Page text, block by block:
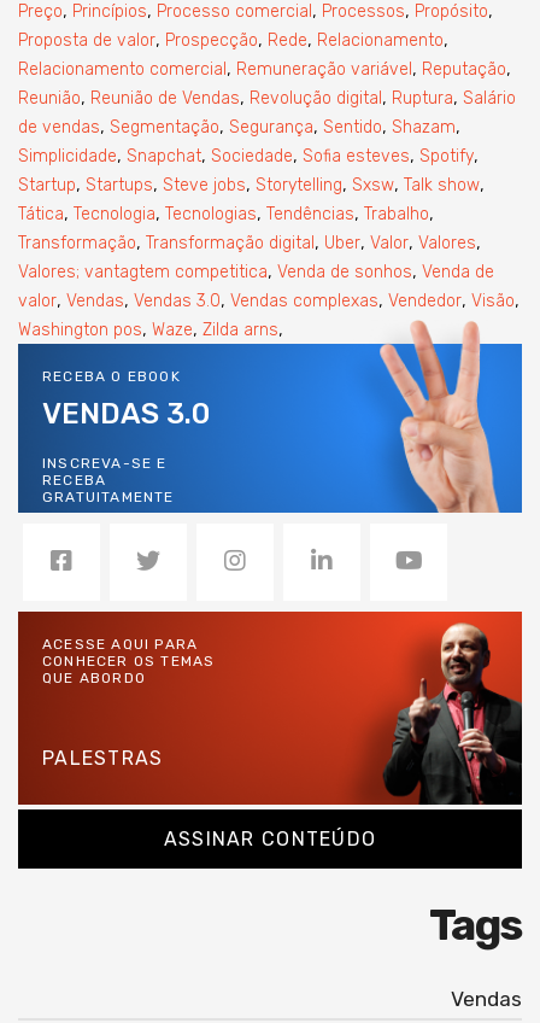
Preço, Princípios, Processo comercial , Processos, Propósito,
Proposta de valor, Prospecção, Rede, Relacionamento,
Relacionamento comercial , Remuneração variável , Reputação,
Reunião, Reunião de Vendas, Revolução digital , Ruptura, Salário
de vendas, Segmentação, Segurança, Sentido, Shazam,
Simplicidade, Snapchat, Sociedade, Sofia esteves, Spotify,
Startup, Startups, Steve jobs, Storytelling, Sxsw, Talk show,
Tática, Tecnologia, Tecnologias, Tendências, Trabalho,
Transformação, Transformação digital , Uber, Valor, Valores,
Valores; vantagtem competitica, Venda de sonhos, Venda de
valor, Vendas, Vendas 3.0, Vendas complexas, Vendedor, Visão,
Washington pos, Waze, Zilda arns,
RECEBA O EBOOK
VENDAS 3.0
INSCREVA-SE E
RECEBA
GRATUITAMENTE
ACESSE AQUI PARA
CONHECER OS TEMAS
QUE ABORDO
PALESTRAS
ASSINAR CONTEÚDO
Tags
Vendas